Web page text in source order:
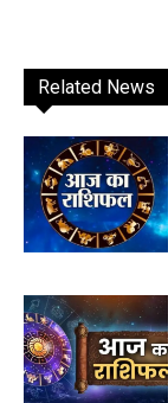
Related News